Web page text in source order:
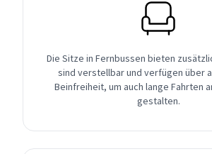
Die Sitze in Fernbussen bieten
sind verstellbar und verfügen über
Beinfreiheit, um auch lange Fahrten
gestalten.